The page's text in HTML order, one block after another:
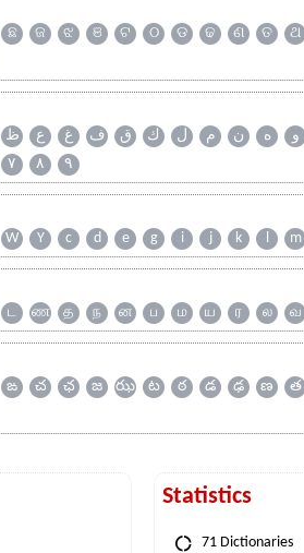
ଛ ଜ ଝ ଞ ଟ ଠ ଡ ଢ ଣ ତ ଥ
ظ ع غ ف ق ك ل م ن ه و
۷ ۸ ۹
W Y c d e g i j k l m
ட ண த ந ன ப ம ய ர ல வ
ఙ చ ఛ జ ఝ ట ఠ డ ఢ ణ త
Statistics
71 Dictionaries